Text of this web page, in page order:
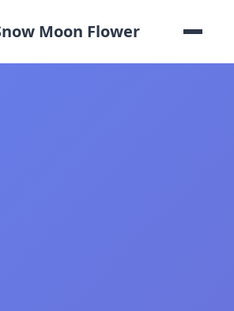
Moon Flower